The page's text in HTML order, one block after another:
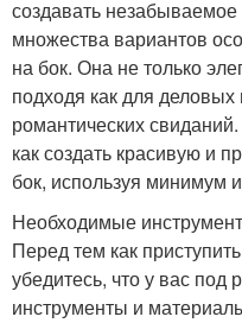
создавать
множества вариантов
на бок. Она не только
подходя как для
романтических
как создать красивую и
бок, используя минимум
Необходимые
Перед тем как
убедитесь, что у вас под
инструменты и